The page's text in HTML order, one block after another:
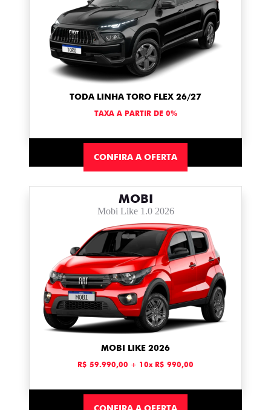
TODA LINHA TORO FLEX 26/27
TAXA A PARTIR DE 0%
CONFIRA A OFERTA
MOBI
Mobi Like 1.0 2026
MOBI LIKE 2026
R$ 59.990,00 + 10x R$ 990,00